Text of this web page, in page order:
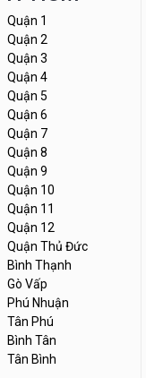
Quận 1
Quận 2
Quận 3
Quận 4
Quận 5
Quận 6
Quận 7
Quận 8
Quận 9
Quận 10
Quận 11
Quận 12
Quận Thủ Đức
Bình Thạnh
Gò Vấp
Phú Nhuận
Tân Phú
Bình Tân
Tân Bình